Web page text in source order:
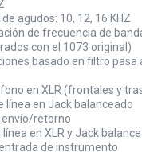
agudos: 10, 12, 16 KHZ
de frecuencia de
con el 1073 original)
basado en filtro pasa
en XLR (frontales y
línea en Jack balanceado
envío/retorno
en XLR y Jack
de instrumento